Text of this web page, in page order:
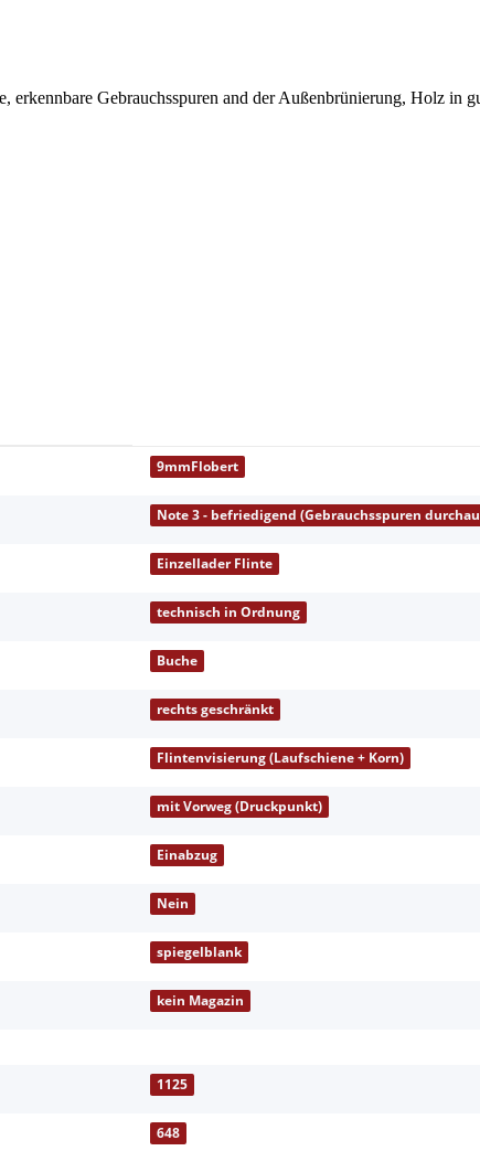
erkennbare Gebrauchsspuren and der Außenbrünierung, Holz in
9mmFlobert
Note 3 - befriedigend (Gebrauchsspuren
Einzellader Flinte
technisch in Ordnung
Buche
rechts geschränkt
Flintenvisierung (Laufschiene + Korn)
mit Vorweg (Druckpunkt)
Einabzug
Nein
spiegelblank
kein Magazin
1125
648